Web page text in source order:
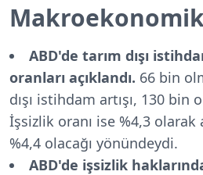
ABD'de tarım dışı
oranları açıklandı. 66 bin
dışı istihdam artışı, 130 bin
İşsizlik oranı ise %4,3 olarak
%4,4 olacağı yönündeydi.
ABD'de işsizlik